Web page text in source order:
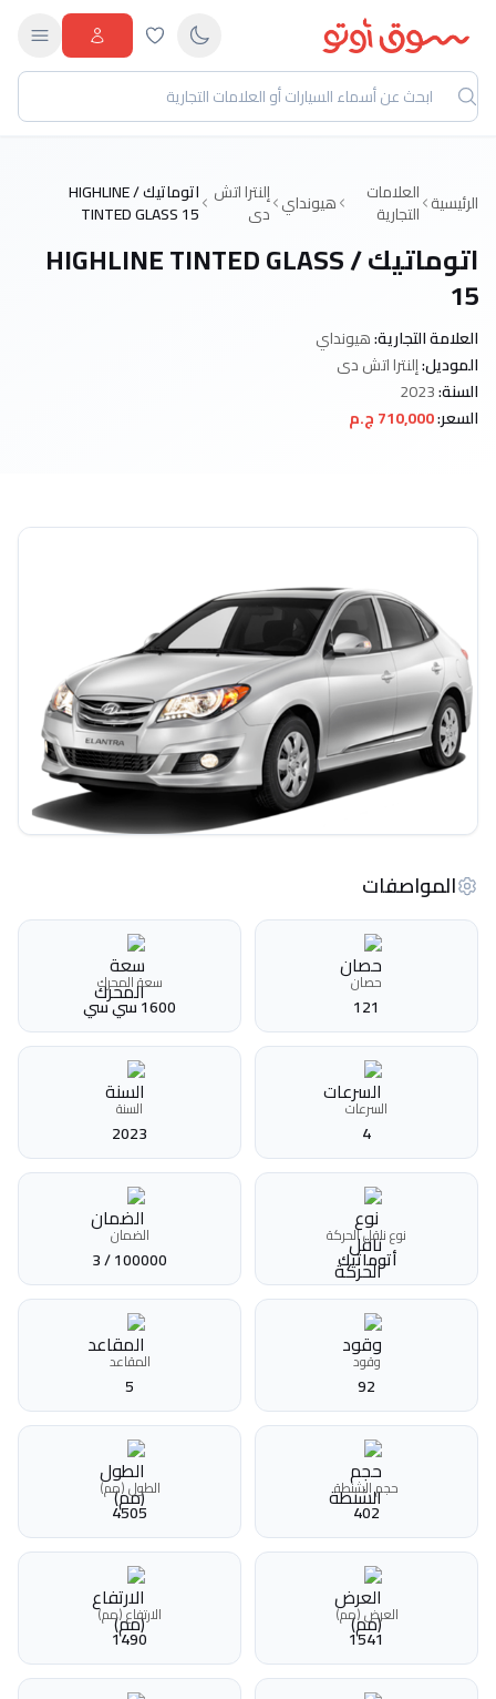
الرئيسية العلامات
التجارية هيونداي إلنترا اتش
دى
اتوماتيك / HIGHLINE
TINTED GLASS 15
اتوماتيك / HIGHLINE TINTED GLASS
15
العلامة التجارية:هيونداي
الموديل:إلنترا اتش دى
السنة:
السعر:710,000 ج.م
المواصفات
حصان
121
سعة المحرك
1600 سي سي
السرعات
4
السنة
2023
نوع ناقل الحركة
أتوماتيك‎
الضمان
100000 / 3
وقود
92
المقاعد
5
حجم الشنطة
402
الطول (مم)
4505
العرض (مم)
1541
الارتفاع (مم)
1490